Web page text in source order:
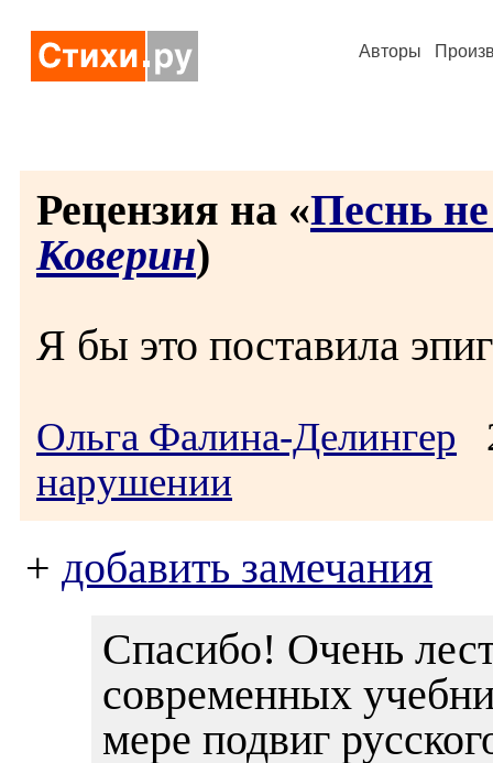
Авторы
Рецензия на «Песнь
Коверин)
Я бы это поставила
Ольга Фалина-Делингер
нарушении
+ добавить замечания
Спасибо! Очень
современных
мере подвиг